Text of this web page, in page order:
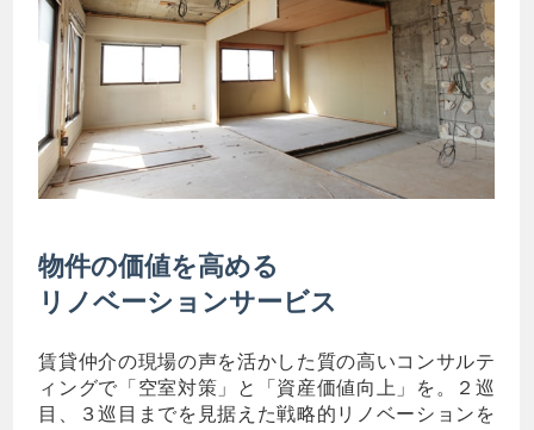
物件の価値を高める
リノベーションサービス
賃貸仲介の現場の声を活かした質の高いコンサルテ
ィングで「空室対策」と「資産価値向上」を。２巡
目、３巡目までを見据えた戦略的リノベーションを